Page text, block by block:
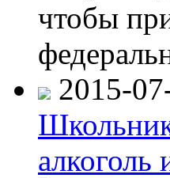
чтобы
2015-
алкоголь